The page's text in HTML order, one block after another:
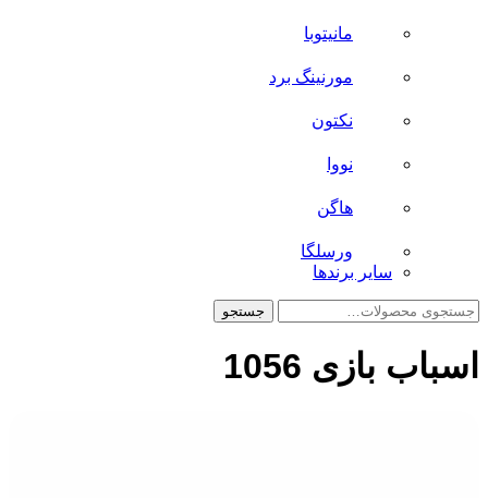
مانیتوبا
مورنینگ برد
نکتون
نووا
هاگن
ورسلگا
سایر برند‌ها
جستجو
جستجو
اسباب بازی 1056